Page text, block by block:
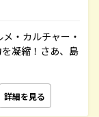
・カルチャー・
凝縮！さあ、島
詳細を見る